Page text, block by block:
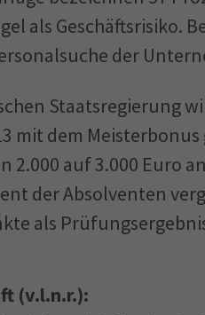
als Geschäftsrisiko.
der
Staatsregierung
mit dem
2.000 auf 3.000 Euro
der Absolventen
als
(v.l.n.r.):